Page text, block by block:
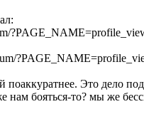
поаккуратнее. Это дело
нам бояться-то? мы же